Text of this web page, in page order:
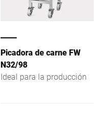
congelados o ahumados,
y es ideal para la
como las chuletas.
Picadora de carne FW
N32/98
Ideal para la producción